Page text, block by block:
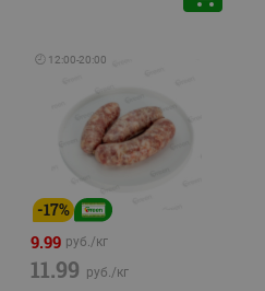
🕘 12:00-20:00
-17%
9.99 руб./кг
11.99 руб./кг